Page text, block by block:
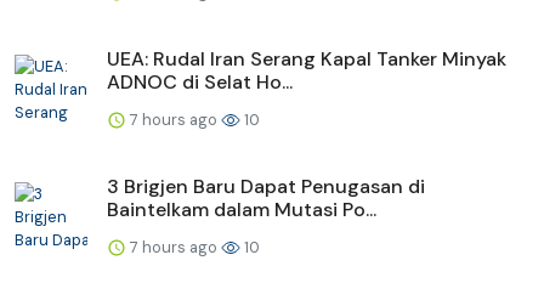
UEA: Rudal Iran Serang Kapal Tanker Minyak
ADNOC di Selat Ho...
7 hours ago 10
3 Brigjen Baru Dapat Penugasan di
Baintelkam dalam Mutasi Po...
7 hours ago 10